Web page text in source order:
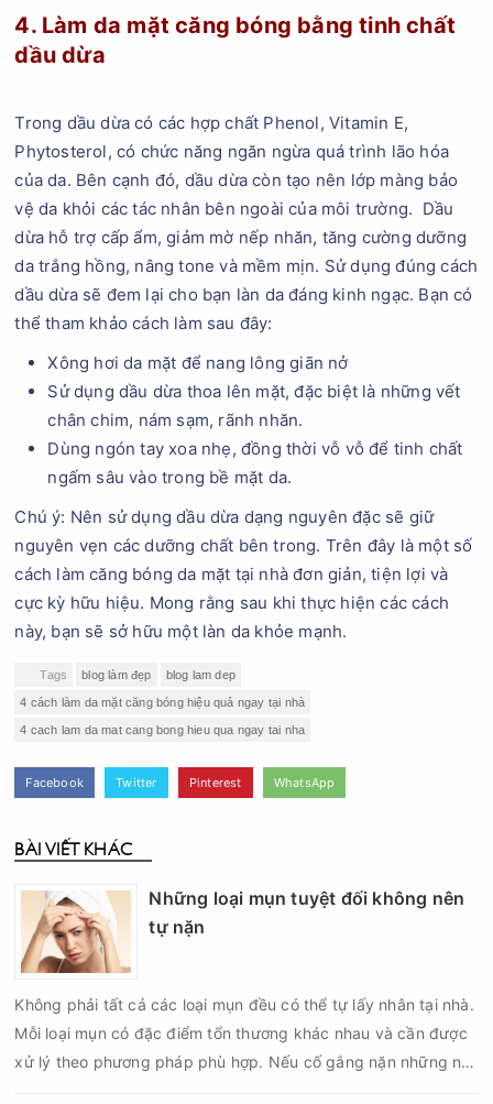
4. Làm da mặt căng bóng bằng tinh chất
dầu dừa
Trong dầu dừa có các hợp chất Phenol, Vitamin E,
Phytosterol, có chức năng ngăn ngừa quá trình lão hóa
của da. Bên cạnh đó, dầu dừa còn tạo nên lớp màng bảo
vệ da khỏi các tác nhân bên ngoài của môi trường. Dầu
dừa hỗ trợ cấp ẩm, giảm mờ nếp nhăn, tăng cường dưỡng
da trắng hồng, nâng tone và mềm mịn. Sử dụng đúng cách
dầu dừa sẽ đem lại cho bạn làn da đáng kinh ngạc. Bạn có
thể tham khảo cách làm sau đây:
Xông hơi da mặt để nang lông giãn nở
Sử dụng dầu dừa thoa lên mặt, đặc biệt là những vết
chân chim, nám sạm, rãnh nhăn.
Dùng ngón tay xoa nhẹ, đồng thời vỗ vỗ để tinh chất
ngấm sâu vào trong bề mặt da.
Chú ý: Nên sử dụng dầu dừa dạng nguyên đặc sẽ giữ
nguyên vẹn các dưỡng chất bên trong. Trên đây là một số
cách làm căng bóng da mặt tại nhà đơn giản, tiện lợi và
cực kỳ hữu hiệu. Mong rằng sau khi thực hiện các cách
này, bạn sẽ sở hữu một làn da khỏe mạnh.
Tags blog làm đẹp blog lam dep
4 cách làm da mặt căng bóng hiệu quả ngay tại nhà
4 cach lam da mat cang bong hieu qua ngay tai nha
Facebook Twitter Pinterest WhatsApp
BÀI VIẾT KHÁC
Những loại mụn tuyệt đối không nên
tự nặn
Không phải tất cả các loại mụn đều có thể tự lấy nhân tại nhà.
Mỗi loại mụn có đặc điểm tổn thương khác nhau và cần được
xử lý theo phương pháp phù hợp. Nếu cố gắng nặn những nốt